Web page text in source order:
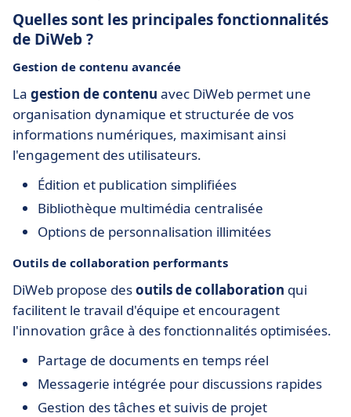
Quelles sont les principales fonctionnalités
de DiWeb ?
Gestion de contenu avancée
La gestion de contenu avec DiWeb permet une
organisation dynamique et structurée de vos
informations numériques, maximisant ainsi
l'engagement des utilisateurs.
Édition et publication simplifiées
Bibliothèque multimédia centralisée
Options de personnalisation illimitées
Outils de collaboration performants
DiWeb propose desoutils de collaboration qui
facilitent le travail d'équipe et encouragent
l'innovation grâce à des fonctionnalités optimisées.
Partage de documents en temps réel
Messagerie intégrée pour discussions rapides
Gestion des tâches et suivis de projet